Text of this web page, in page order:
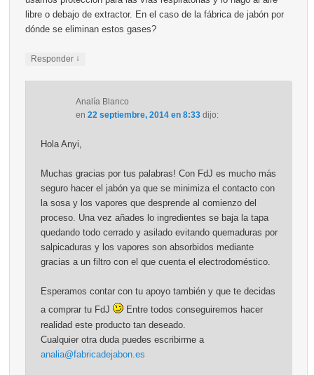
libre o debajo de extractor. En el caso de la fábrica de jabón por
dónde se eliminan estos gases?
Responder ↓
Analía Blanco
en 22 septiembre, 2014 en 8:33 dijo:
Hola Anyi,
Muchas gracias por tus palabras! Con FdJ es mucho más
seguro hacer el jabón ya que se minimiza el contacto con
la sosa y los vapores que desprende al comienzo del
proceso. Una vez añades lo ingredientes se baja la tapa
quedando todo cerrado y asilado evitando quemaduras por
salpicaduras y los vapores son absorbidos mediante
gracias a un filtro con el que cuenta el electrodoméstico.
Esperamos contar con tu apoyo también y que te decidas
a comprar tu FdJ
Entre todos conseguiremos hacer
realidad este producto tan deseado.
Cualquier otra duda puedes escribirme a
analia@fabricadejabon.es